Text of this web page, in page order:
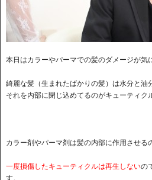
本日はカラーやパーマでの髪のダメージが気
綺麗な髪（生まれたばかりの髪）は水分と油
それを内部に閉じ込めてるのがキューティク
カラー剤やパーマ剤は髪の内部に作用させる
一度損傷したキューティクルは再生しないの
す。